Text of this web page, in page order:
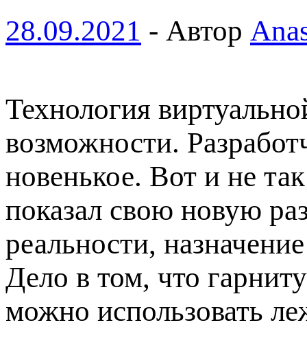
28.09.2021 - Автор
Технология
возможности.
новенькое. Вот и не
показал свою новую
реальности,
Дело в том, что
можно использовать